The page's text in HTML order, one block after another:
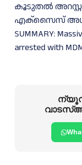
കൂടുതൽ
എക്സൈസ്
SUMMARY:
arrested with